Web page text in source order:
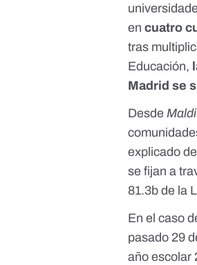
encuatro
tras
Educación,
Madrid se
Desde
explicado
se fijan a
81.3b de la
En el caso
pasado 29
año escolar